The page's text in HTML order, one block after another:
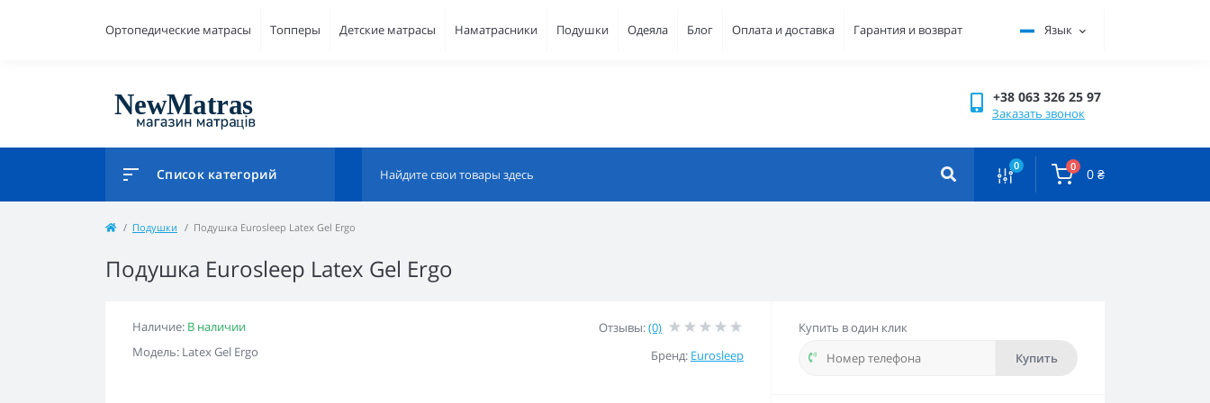
Ортопедические матрасы Топперы Детские матрасы Наматрасники Подушки Одеяла Блог Оплата и доставка Гарантия и возврат Язык
+38 063 326 25 97
Заказать звонок
Список категорий 0 0 0 ₴
Подушки Подушка Eurosleep Latex Gel Ergo
Подушка Eurosleep Latex Gel Ergo
Наличие: В наличии
Модель: Latex Gel Ergo
Отзывы:(0)
Бренд: Eurosleep
Купить в один клик
Купить